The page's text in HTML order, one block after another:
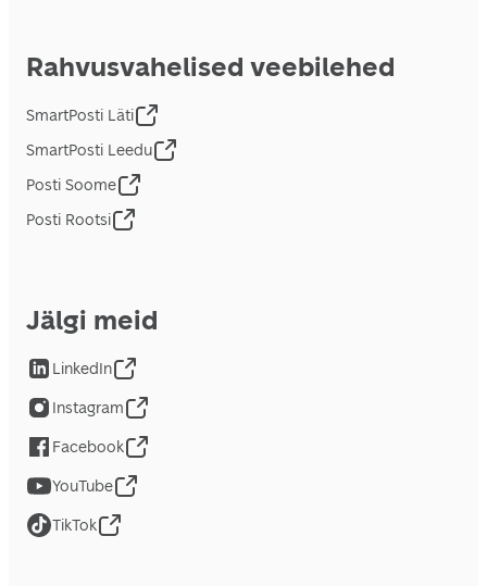
Rahvusvahelised veebilehed
SmartPosti Läti
SmartPosti Leedu
Posti Soome
Posti Rootsi
Jälgi meid
LinkedIn
Instagram
Facebook
YouTube
TikTok